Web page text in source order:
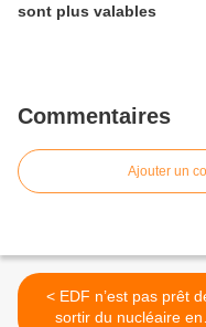
sont plus valables
Commentaires
Ajouter un
< EDF n’est pas prêt de
sortir du nucléaire en